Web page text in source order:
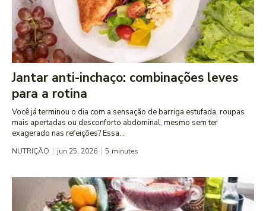
Jantar anti-inchaço: combinações leves
para a rotina
Você já terminou o dia com a sensação de barriga estufada, roupas
mais apertadas ou desconforto abdominal, mesmo sem ter
exagerado nas refeições? Essa...
NUTRIÇÃO jun 25, 2026 5 minutes